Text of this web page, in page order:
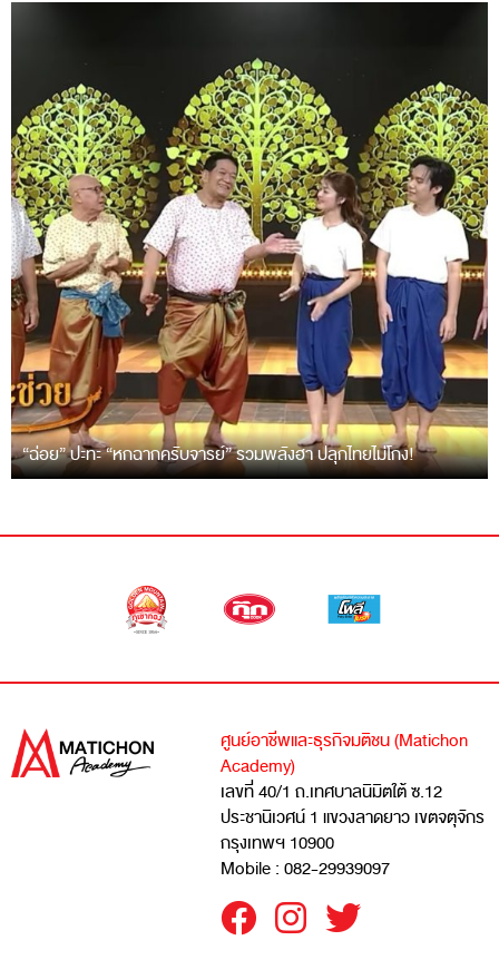
“ฉ่อย” ปะทะ “หกฉากครับจารย์” รวมพลังฮา ปลุกไทยไม่โกง!
ศูนย์อาชีพและธุรกิจมติชน (Matichon
Academy)
เลขที่ 40/1 ถ.เทศบาลนิมิตใต้ ซ.12
ประชานิเวศน์ 1 แขวงลาดยาว เขตจตุจักร
กรุงเทพฯ 10900
Mobile : 082-29939097